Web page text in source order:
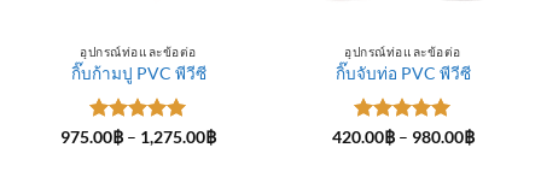
อุปกรณ์ท่อและข้อต่อ
กิ๊บก้ามปู PVC พีวีซี
ให้คะแนน
975.00฿ – 1,275.00฿Price
อุปกรณ์ท่อและข้อต่อ
กิ๊บจับท่อ PVC พีวีซี
ให้คะแนน
420.00฿ – 980.00฿Price